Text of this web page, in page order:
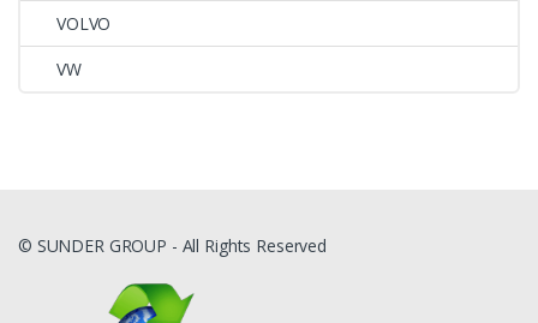
VOLVO
VW
© SUNDER GROUP - All Rights Reserved